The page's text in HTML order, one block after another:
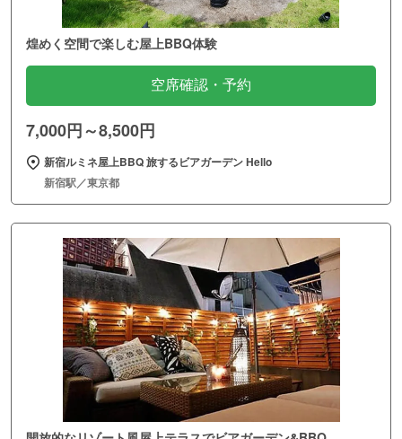
煌めく空間で楽しむ屋上BBQ体験
空席確認・予約
7,000円～8,500円
新宿ルミネ屋上BBQ 旅するビアガーデン Hello
新宿駅／東京都